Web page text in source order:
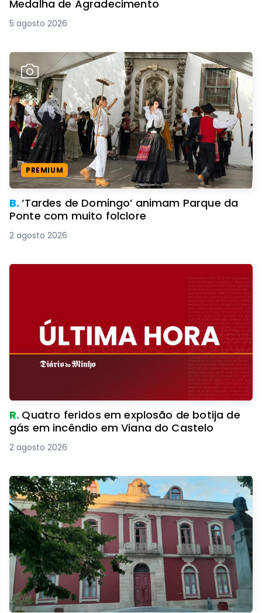
Medalha de Agradecimento
5 agosto 2026
PREMIUM
B.‘Tardes de Domingo’ animam Parque da
Ponte com muito folclore
2 agosto 2026
R. Quatro feridos em explosão de botija de
gás em incêndio em Viana do Castelo
2 agosto 2026